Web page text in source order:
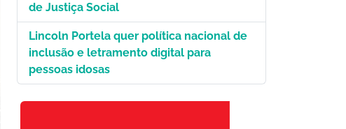
de Justiça Social
Lincoln Portela quer política nacional de
inclusão e letramento digital para
pessoas idosas